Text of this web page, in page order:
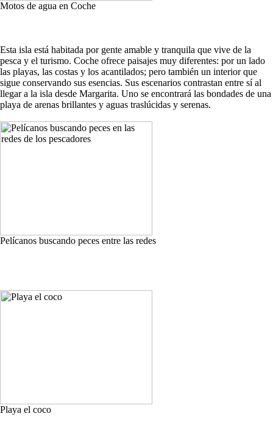
Motos de agua en Coche
Esta isla está habitada por gente amable y tranquila que vive de la
pesca y el turismo. Coche ofrece paisajes muy diferentes: por un lado
las playas, las costas y los acantilados; pero también un interior que
sigue conservando sus esencias. Sus escenarios contrastan entre sí al
llegar a la isla desde Margarita. Uno se encontrará las bondades de una
playa de arenas brillantes y aguas traslúcidas y serenas.
Pelícanos buscando peces entre las redes
Playa el coco